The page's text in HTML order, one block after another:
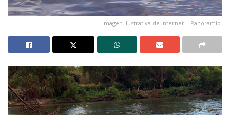
Imagen ilustrativa de Internet | Panoramio.